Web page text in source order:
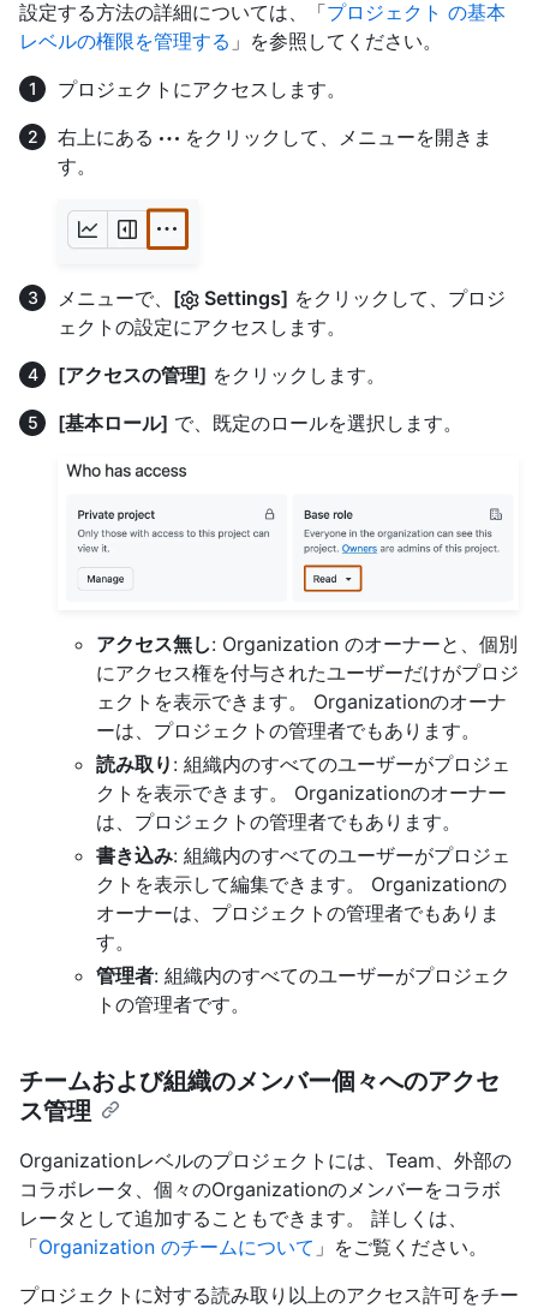
設定する方法の詳細については、「プロジェクト の基本
レベルの権限を管理する 」を参照してください。
プロジェクトにアクセスします。
右上にある
をクリックして、メニューを開きま
す。
メニューで、 [ Settings] をクリックして、プロジ
ェクトの設定にアクセスします。
[アクセスの管理] をクリックします。
[基本ロール] で、既定のロールを選択します。
アクセス無し: Organization のオーナーと、個別
にアクセス権を付与されたユーザーだけがプロジ
ェクトを表示できます。 Organizationのオーナ
ーは、プロジェクトの管理者でもあります。
読み取り : 組織内のすべてのユーザーがプロジェ
クトを表示できます。 Organizationのオーナー
は、プロジェクトの管理者でもあります。
書き込み: 組織内のすべてのユーザーがプロジェ
クトを表示して編集できます。 Organizationの
オーナーは、プロジェクトの管理者でもありま
す。
管理者: 組織内のすべてのユーザーがプロジェク
トの管理者です。
チームおよび組織のメンバー個々へのアクセ
ス管理
Organizationレベルのプロジェクトには、Team、外部の
コラボレータ、個々のOrganizationのメンバーをコラボ
レータとして追加することもできます。 詳しくは、
「Organization のチームについて 」をご覧ください。
プロジェクトに対する読み取り以上のアクセス許可をチー